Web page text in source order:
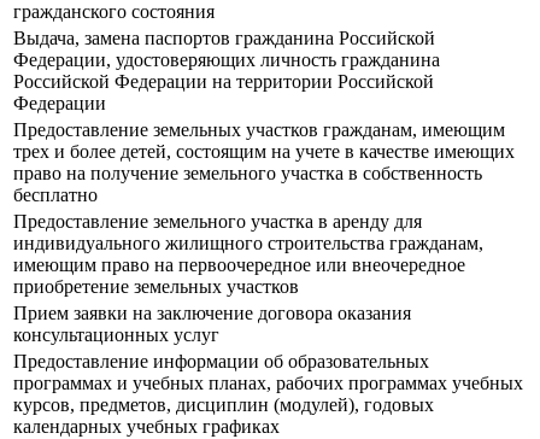
гражданского состояния
Выдача, замена паспортов гражданина Российской
Федерации, удостоверяющих личность гражданина
Российской Федерации на территории Российской
Федерации
Предоставление земельных участков гражданам, имеющим
трех и более детей, состоящим на учете в качестве имеющих
право на получение земельного участка в собственность
бесплатно
Предоставление земельного участка в аренду для
индивидуального жилищного строительства гражданам,
имеющим право на первоочередное или внеочередное
приобретение земельных участков
Прием заявки на заключение договора оказания
консультационных услуг
Предоставление информации об образовательных
программах и учебных планах, рабочих программах учебных
курсов, предметов, дисциплин (модулей), годовых
календарных учебных графиках